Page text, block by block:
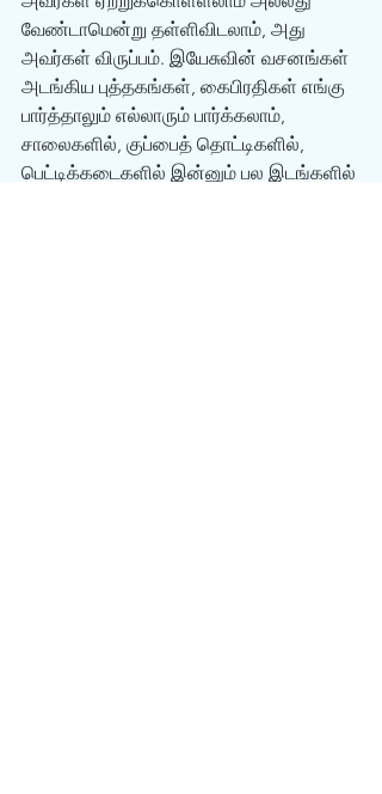
வேண்டாமென்று தள்ளிவிடலாம், அது
அவர்கள் விருப்பம். இயேசுவின் வசனங்கள்
அடங்கிய புத்தகங்கள், கைபிரதிகள் எங்கு
பார்த்தாலும் எல்லாரும் பார்க்கலாம்,
சாலைகளில், குப்பைத் தொட்டிகளில்,
பெட்டிக்கடைகளில் இன்னும் பல இடங்களில்